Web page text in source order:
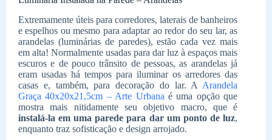
Extremamente úteis para corredores, laterais de banheiros
e espelhos ou mesmo para adaptar ao redor do seu lar, as
arandelas (luminárias de paredes), estão cada vez mais
em alta! Normalmente usadas para dar luz à espaços mais
escuros e de pouco trânsito de pessoas, as arandelas já
eram usadas há tempos para iluminar os arredores das
casas e, também, para decoração do lar. A Arandela
Graça 40x20x21,5cm – Arte Urbana é uma opção que
mostra mais nitidamente seu objetivo macro, que é
instalá-la em uma parede para dar um ponto de luz,
enquanto traz sofisticação e design arrojado.